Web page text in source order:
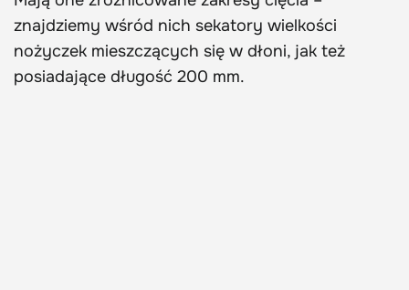
znajdziemy wśród nich sekatory wielkości
nożyczek mieszczących się w dłoni, jak też
posiadające długość 200 mm.